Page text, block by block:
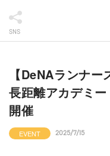
SNS
【DeNAランナ
長距離アカデミ
開催
EVENT 2025/7/15